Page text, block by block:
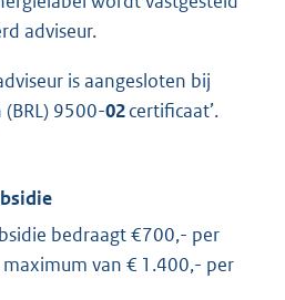
adviseur.
is aangesloten bij
9500-02certificaat’.
bedraagt €700,- per
van € 1.400,- per